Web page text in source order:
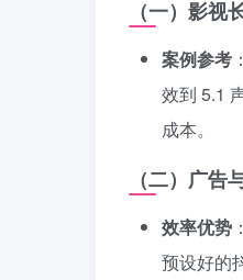
（一）影视
案例参考
效到 5.1
成本。
（二）广告
效率优势
预设好的